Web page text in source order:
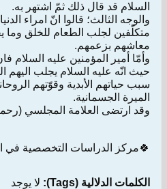
السلام قد قال ذلك ثمّ اشتهر به.
والوجه الثالث؛ قالوا انّ امراء
متكلّفين لجلب الطعام للخلق وما
معاشهم بزعمهم.
وأمّا أمير المؤمنين عليه السلام
حيث انّه عليه السلام يجلب اليهم
سبب حياتهم الأبدية وقوّتهم
الميرة الجسمانية.
وقد ارتضى العلامة المجلسي
🍀مركز الدراسات التخصصية في
الكلمات الدلالية (Tags): لا يوجد